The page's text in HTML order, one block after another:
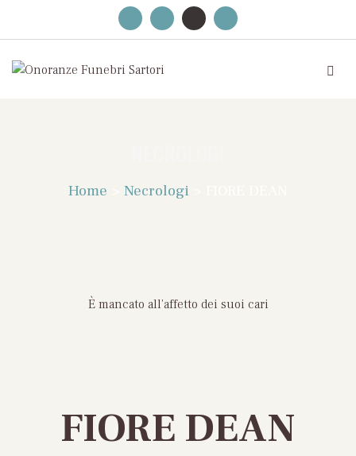
Home Necrologi
È mancato all’affetto dei suoi cari
FIORE DEAN